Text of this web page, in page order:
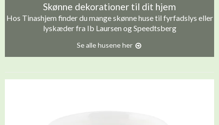
Skønne dekorationer til dit hjem
Hos Tinashjem finder du mange skønne huse til fyrfadslys eller
lyskæder fra Ib Laursen og Speedtsberg
Se alle husene her